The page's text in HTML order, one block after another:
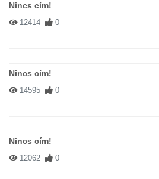
Nincs cím!
12414 0
Nincs cím!
14595 0
Nincs cím!
12062 0